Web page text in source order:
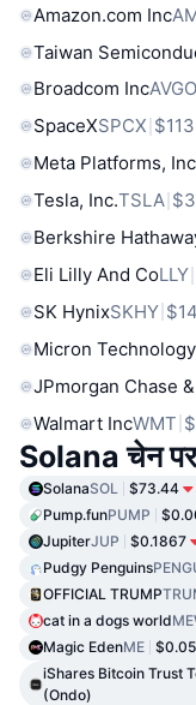
Amazon.com Inc
Taiwan
Broadcom IncAVGO
SpaceXSPCX
Meta Platforms,
Tesla, Inc.TSLA
Berkshire
Eli Lilly And CoLLY
SK HynixSKHY
Micron
JPmorgan Chase
Walmart IncWMT
Solana चेन
SolanaSOL $73.44
Pump.funPUMP
JupiterJUP $0.1867
Pudgy Penguins
OFFICIAL TRUMP
cat in a dogs world
Magic EdenME
iShares Bitcoin Trust
(Ondo)